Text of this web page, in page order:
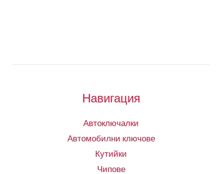
Навигация
Автоключалки
Автомобилни ключове
Кутийки
Чипове